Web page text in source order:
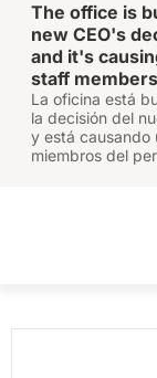
The office is
new CEO's
and it's
staff
La oficina está
la decisión del
y está causando
miembros del